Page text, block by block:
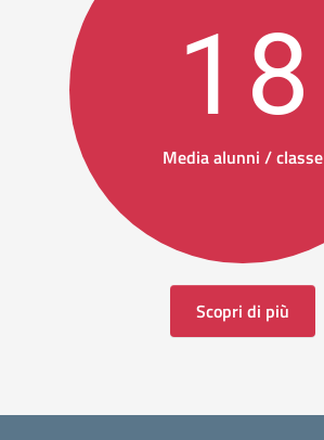
18
Media alunni / classe
Scopri di più